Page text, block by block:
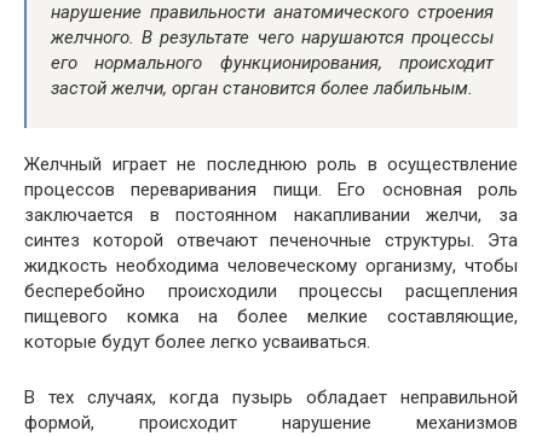
нарушение правильности анатомического строения
желчного. В результате чего нарушаются процессы
его нормального функционирования, происходит
застой желчи, орган становится более лабильным.
Желчный играет не последнюю роль в осуществление
процессов переваривания пищи. Его основная роль
заключается в постоянном накапливании желчи, за
синтез которой отвечают печеночные структуры. Эта
жидкость необходима человеческому организму, чтобы
бесперебойно происходили процессы расщепления
пищевого комка на более мелкие составляющие,
которые будут более легко усваиваться.
В тех случаях, когда пузырь обладает неправильной
формой, происходит нарушение механизмов